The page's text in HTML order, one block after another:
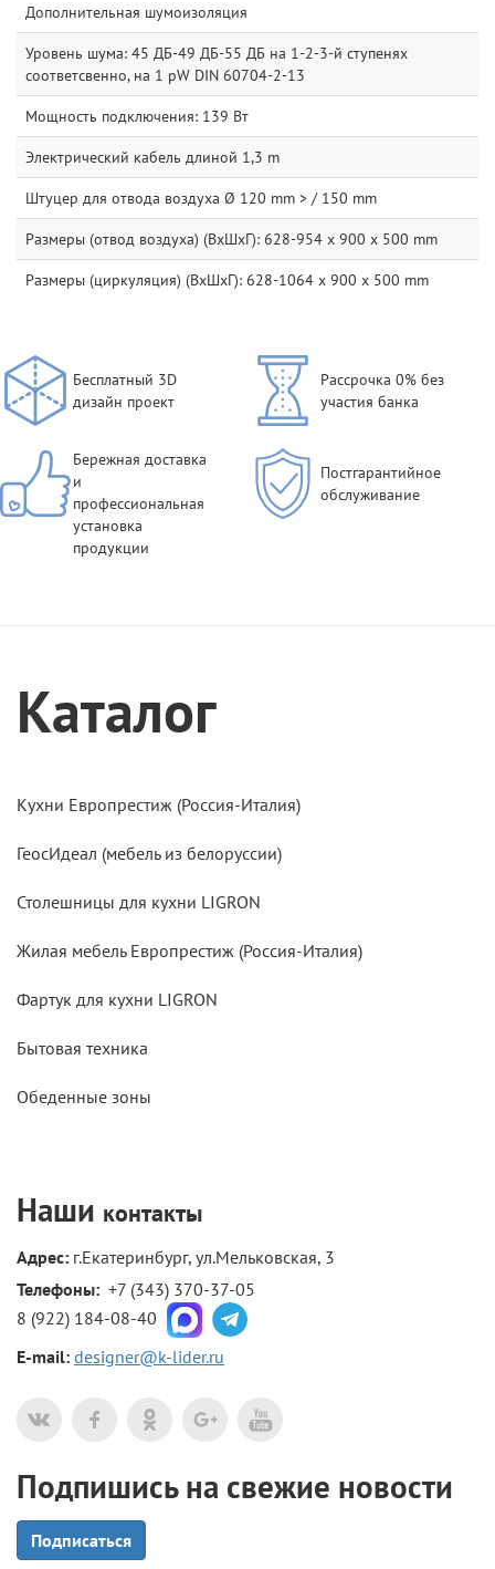
Дополнительная шумоизоляция
Уровень шума: 45 ДБ-49 ДБ-55 ДБ на 1-2-3-й ступенях
соответсвенно, на 1 pW DIN 60704-2-13
Мощность подключения: 139 Вт
Электрический кабель длиной 1,3 m
Штуцер для отвода воздуха Ø 120 mm > / 150 mm
Размеры (отвод воздуха) (ВхШхГ): 628-954 x 900 x 500 mm
Размеры (циркуляция) (ВхШхГ): 628-1064 x 900 x 500 mm
Бесплатный 3D
дизайн проект
Рассрочка 0% без
участия банка
Бережная доставка
и
профессиональная
установка
продукции
Постгарантийное
обслуживание
Каталог
Кухни Европрестиж (Россия-Италия)
ГеосИдеал (мебель из белоруссии)
Столешницы для кухни LIGRON
Жилая мебель Европрестиж (Россия-Италия)
Фартук для кухни LIGRON
Бытовая техника
Обеденные зоны
Наши контакты
Адрес: г.Екатеринбург, ул.Мельковская, 3
Телефоны: +7 (343) 370-37-05
8 (922) 184-08-40
E-mail: designer@k-lider.ru
Подпишись на свежие новости